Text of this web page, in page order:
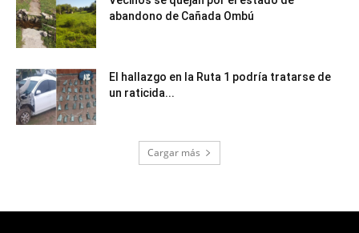
abandono de Cañada Ombú
El hallazgo en la Ruta 1 podría tratarse de
un raticida...
Cargar más